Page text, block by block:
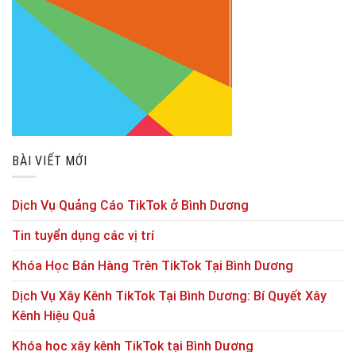
BÀI VIẾT MỚI
Dịch Vụ Quảng Cáo TikTok ở Bình Dương
Tin tuyển dụng các vị trí
Khóa Học Bán Hàng Trên TikTok Tại Bình Dương
Dịch Vụ Xây Kênh TikTok Tại Bình Dương: Bí Quyết Xây
Kênh Hiệu Quả
Khóa học xây kênh TikTok tại Bình Dương